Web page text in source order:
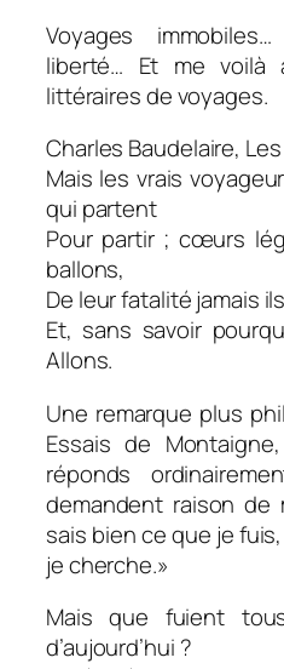
Voyages
liberté… Et me voilà
littéraires de voyages.
Charles Baudelaire,
Mais les vrais
qui partent
Pour partir ; cœurs
ballons,
De leur fatalité jamais
Et, sans savoir
Allons.
Une remarque plus
Essais de
réponds
demandent raison de
sais bien ce que je
je cherche.»
Mais que fuient
d’aujourd’hui ?